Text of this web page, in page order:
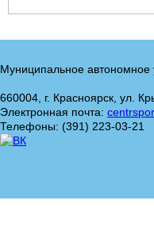
Муниципальное автономное
660004, г. Красноярск, ул.
Электронная почта:
Телефоны: (391) 223-03-21